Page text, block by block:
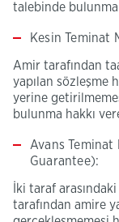
talebinde
Kesin Teminat
Amir tarafından
yapılan sözleşme
yerine
bulunma hakkı
Avans Teminat
Guarantee):
İki taraf
tarafından amire